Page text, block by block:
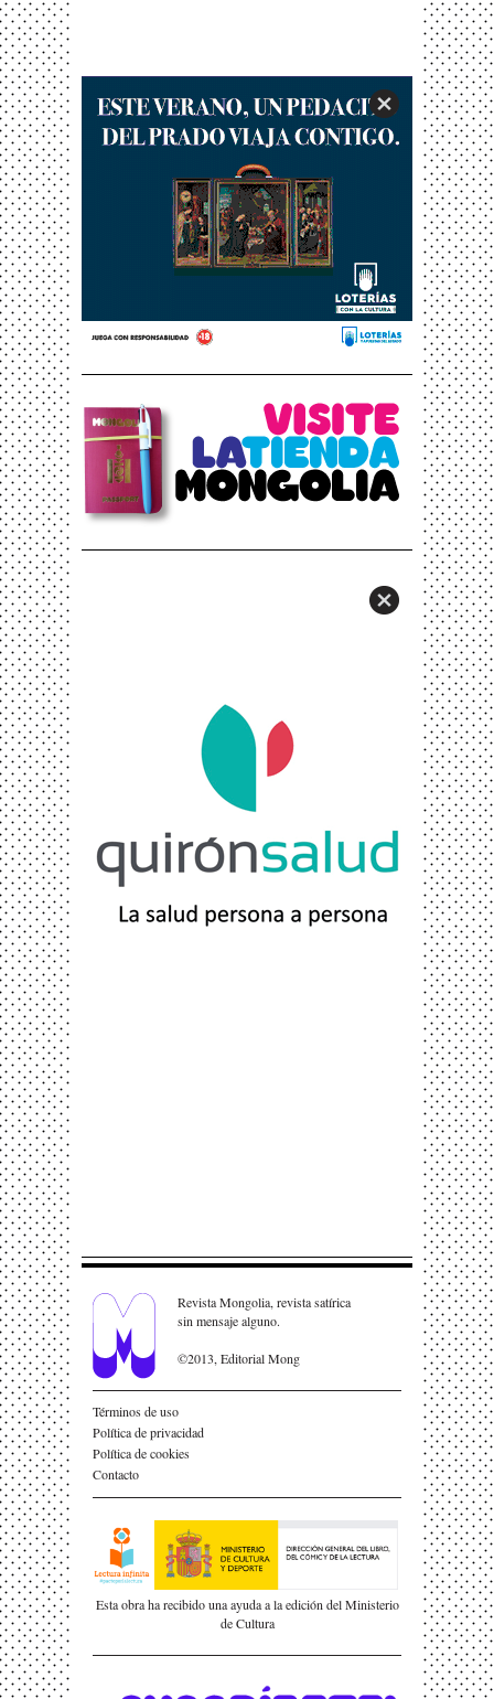
Revista Mongolia, revista satírica
sin mensaje alguno.
©2013, Editorial Mong
Términos de uso
Política de privacidad
Política de cookies
Contacto
Esta obra ha recibido una ayuda a la edición del Ministerio
de Cultura